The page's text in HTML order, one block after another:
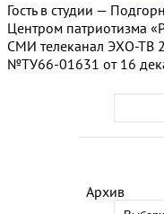
Архив
Гость в студии —
Центром патриотизма
СМИ телеканал ЭХО-ТВ
№ТУ66-01631 от 16